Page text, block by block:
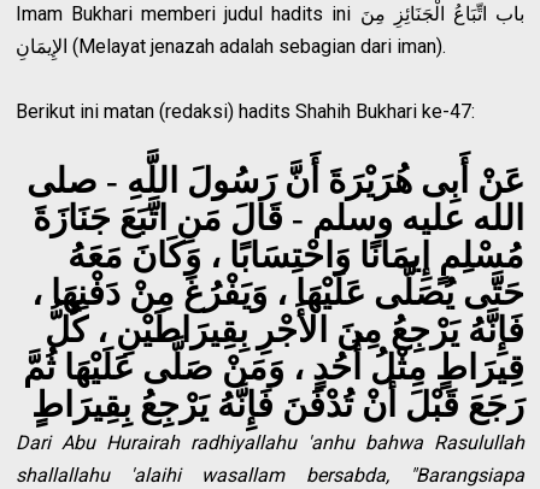
Imam Bukhari memberi judul hadits ini باب اتِّبَاعُ الْجَنَائِزِ مِنَ
الإِيمَانِ (Melayat jenazah adalah sebagian dari iman).
Berikut ini matan (redaksi) hadits Shahih Bukhari ke-47:
عَنْ أَبِى هُرَيْرَةَ أَنَّ رَسُولَ اللَّهِ - صلى
الله عليه وسلم - قَالَ مَنِ اتَّبَعَ جَنَازَةَ
مُسْلِمٍ إِيمَانًا وَاحْتِسَابًا ، وَكَانَ مَعَهُ
حَتَّى يُصَلَّى عَلَيْهَا ، وَيَفْرُغَ مِنْ دَفْنِهَا ،
فَإِنَّهُ يَرْجِعُ مِنَ الأَجْرِ بِقِيرَاطَيْنِ ، كُلُّ
قِيرَاطٍ مِثْلُ أُحُدٍ ، وَمَنْ صَلَّى عَلَيْهَا ثُمَّ
رَجَعَ قَبْلَ أَنْ تُدْفَنَ فَإِنَّهُ يَرْجِعُ بِقِيرَاطٍ
Dari Abu Hurairah radhiyallahu 'anhu bahwa Rasulullah
shallallahu 'alaihi wasallam bersabda, "Barangsiapa